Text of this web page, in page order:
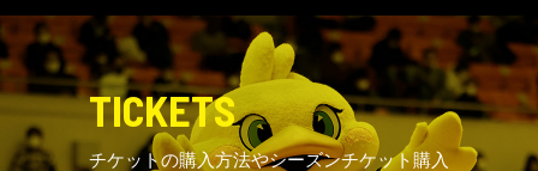
TICKETS
チケットの購入方法やシーズンチケット購入